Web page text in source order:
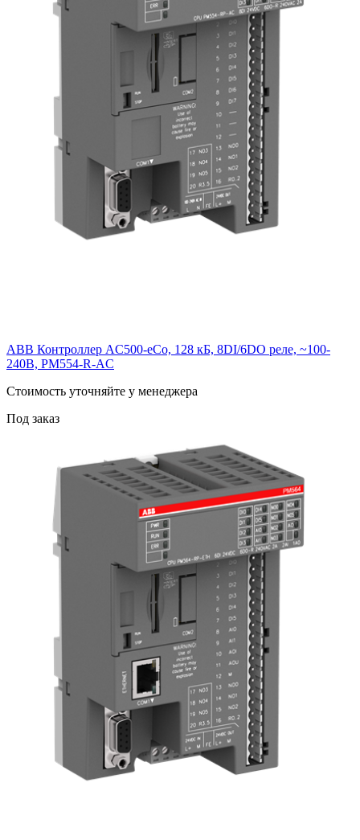
ABB Контроллер AC500-eCo, 128 кБ, 8DI/6DO реле, ~100-
240В, PM554-R-AC
Cтоимость уточняйте у менеджера
Под заказ